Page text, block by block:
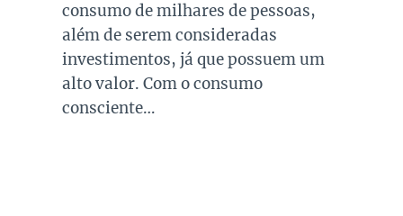
consumo de milhares de pessoas,
além de serem consideradas
investimentos, já que possuem um
alto valor. Com o consumo
consciente…